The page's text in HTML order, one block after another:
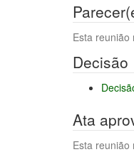
Esta reunião
Decisão
Ata
Esta reunião